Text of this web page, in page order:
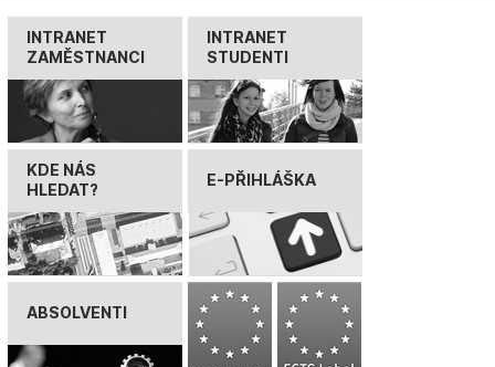
INTRANET
ZAMĚSTNANCI
INTRANET
STUDENTI
KDE NÁS
HLEDAT?
E-PŘIHLÁŠKA
ABSOLVENTI